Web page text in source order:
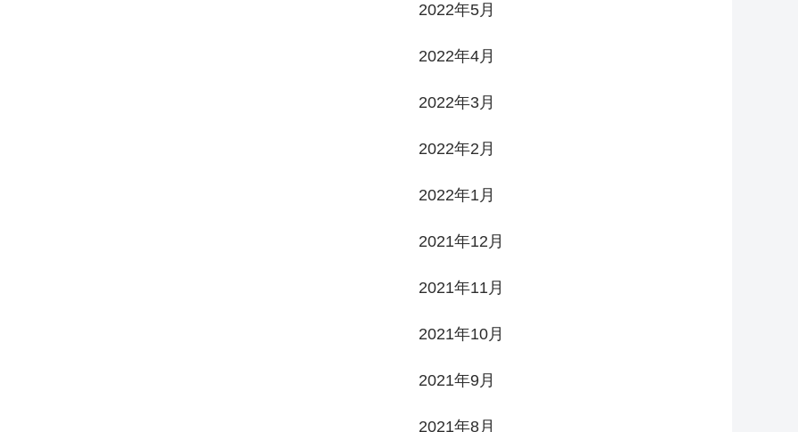
2022年5月
2022年4月
2022年3月
2022年2月
2022年1月
2021年12月
2021年11月
2021年10月
2021年9月
2021年8月